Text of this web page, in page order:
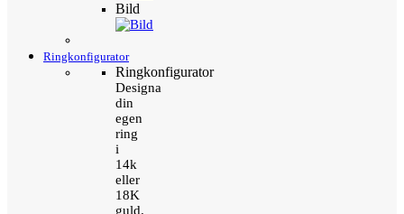
Bild
Ringkonfigurator
Ringkonfigurator
Designa
din
egen
ring
i
14k
eller
18K
guld.